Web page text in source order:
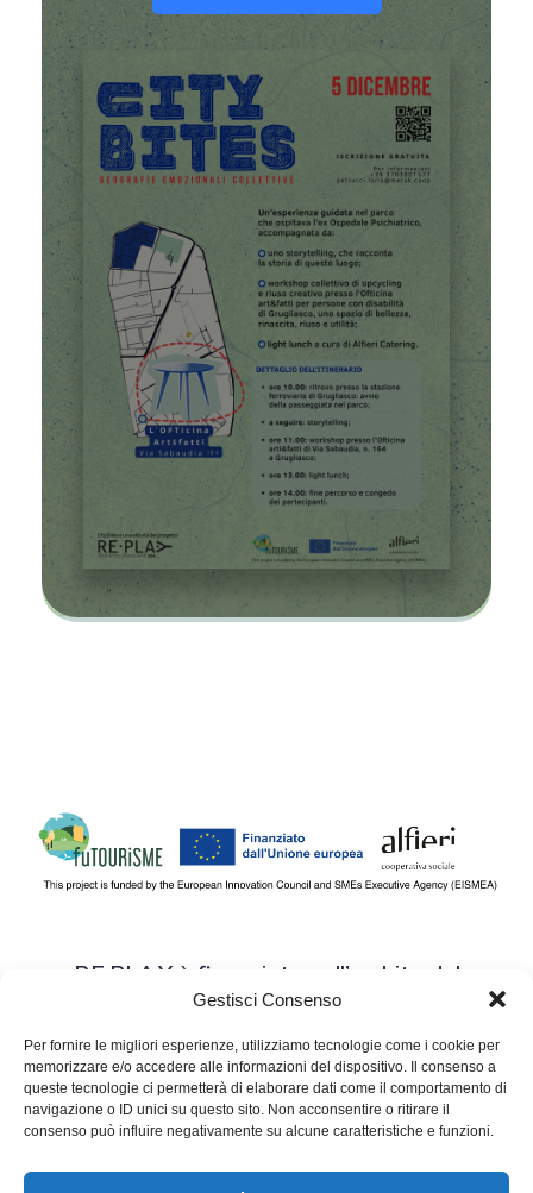
Gestisci Consenso
Per fornire le migliori esperienze, utilizziamo tecnologie come i cookie per
memorizzare e/o accedere alle informazioni del dispositivo. Il consenso a
queste tecnologie ci permetterà di elaborare dati come il comportamento di
navigazione o ID unici su questo sito. Non acconsentire o ritirare il
consenso può influire negativamente su alcune caratteristiche e funzioni.
RE.PLA.Y è finanziato nell’ambito del
fuTOURiSME, che promuove la
transizione digitale e sostenibile
delle PMI del TURISMO per l’innovazione e la
resilienza del FUTURO.